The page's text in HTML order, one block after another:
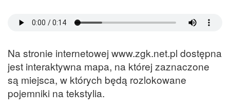
Na stronie internetowej www.zgk.net.pl dostępna
jest interaktywna mapa, na której zaznaczone
są miejsca, w których będą rozlokowane
pojemniki na tekstylia.